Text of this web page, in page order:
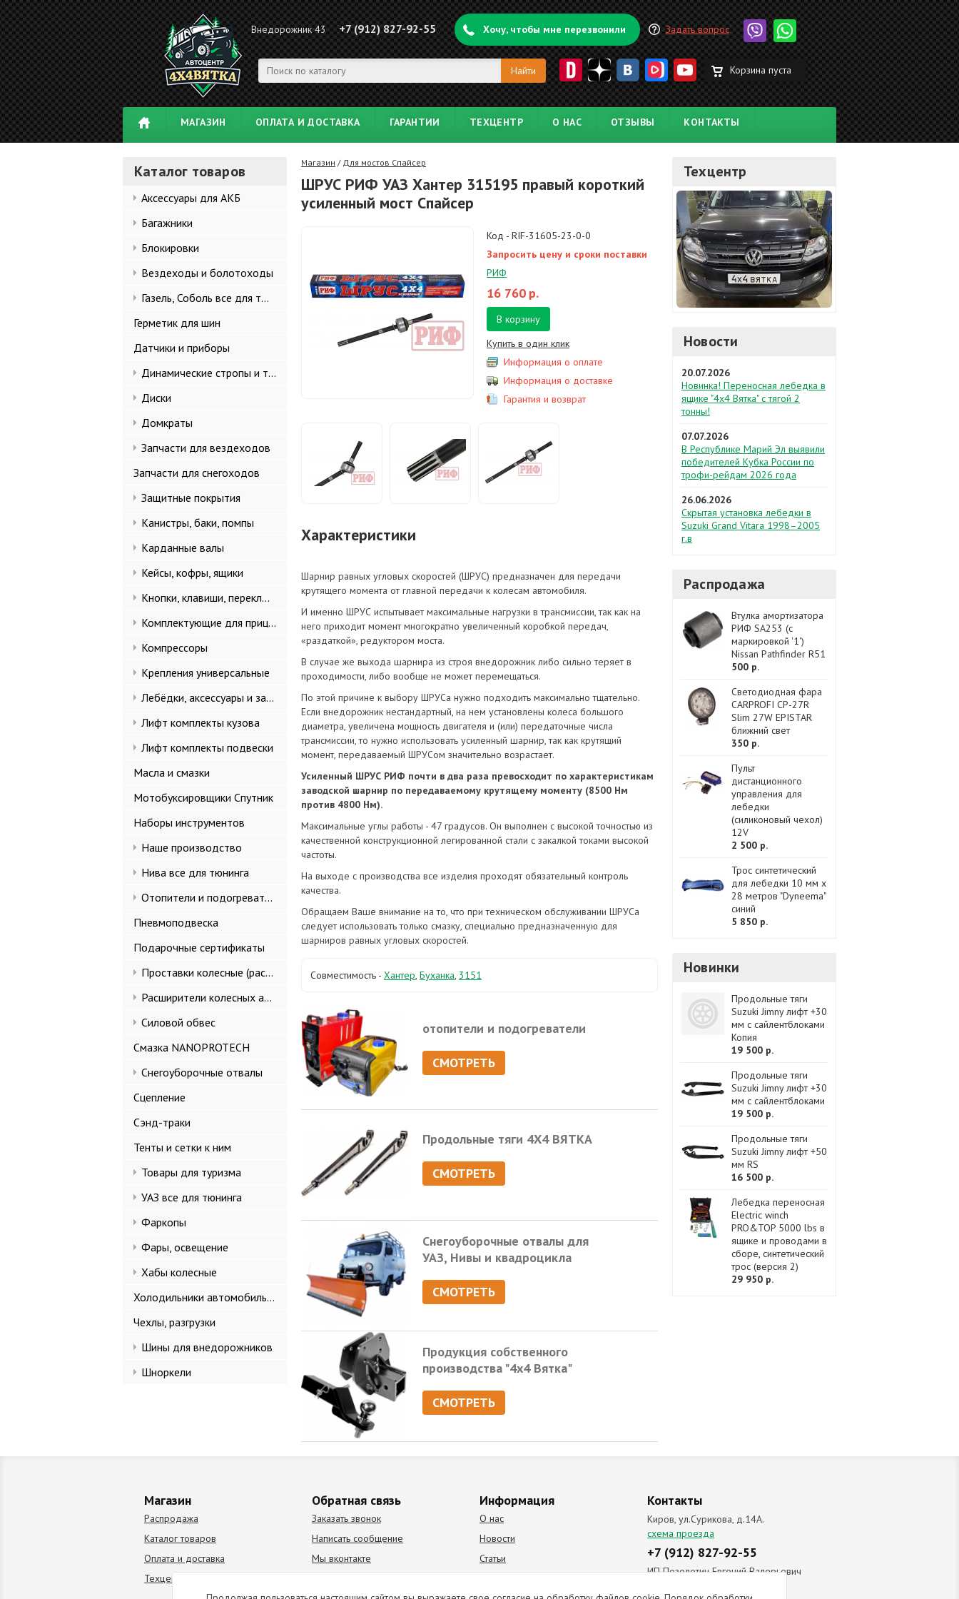
Внедорожник 43 +7 (912) 827-92-55 Хочу, чтобы мне перезвонили Задать вопрос
Корзина пуста
МАГАЗИН ОПЛАТА И ДОСТАВКА ГАРАНТИИ ТЕХЦЕНТР О НАС ОТЗЫВЫ КОНТАКТЫ
Каталог товаров
Аксессуары для АКБ
Багажники
Блокировки
Вездеходы и болотоходы
Газель, Соболь все для тюнинга
Герметик для шин
Датчики и приборы
Динамические стропы и такелаж
Диски
Домкраты
Запчасти для вездеходов
Запчасти для снегоходов
Защитные покрытия
Канистры, баки, помпы
Карданные валы
Кейсы, кофры, ящики
Кнопки, клавиши, переключатели
Комплектующие для прицепов
Компрессоры
Крепления универсальные
Лебёдки, аксессуары и запчасти
Лифт комплекты кузова
Лифт комплекты подвески
Масла и смазки
Мотобуксировщики Спутник
Наборы инструментов
Наше производство
Нива все для тюнинга
Отопители и подогреватели
Пневмоподвеска
Подарочные сертификаты
Проставки колесные (расширители колеи)
Расширители колесных арок и брызговики
Силовой обвес
Смазка NANOPROTECH
Снегоуборочные отвалы
Сцепление
Сэнд-траки
Тенты и сетки к ним
Товары для туризма
УАЗ все для тюнинга
Фаркопы
Фары, освещение
Хабы колесные
Холодильники автомобильные
Чехлы, разгрузки
Шины для внедорожников
Шноркели
Магазин / Для мостов Спайсер
ШРУС РИФ УАЗ Хантер 315195 правый короткий
усиленный мост Спайсер
Код - RIF-31605-23-0-0
Запросить цену и сроки поставки
РИФ
16 760 р.
В корзину
Купить в один клик
Информация о оплате
Информация о доставке
Гарантия и возврат
Характеристики
Шарнир равных угловых скоростей (ШРУС) предназначен для передачи
крутящего момента от главной передачи к колесам автомобиля.
И именно ШРУС испытывает максимальные нагрузки в трансмиссии, так как на
него приходит момент многократно увеличенный коробкой передач,
«раздаткой», редуктором моста.
В случае же выхода шарнира из строя внедорожник либо сильно теряет в
проходимости, либо вообще не может перемещаться.
По этой причине к выбору ШРУСа нужно подходить максимально тщательно.
Если внедорожник нестандартный, на нем установлены колеса большого
диаметра, увеличена мощность двигателя и (или) передаточные числа
трансмиссии, то нужно использовать усиленный шарнир, так как крутящий
момент, передаваемый ШРУСом значительно возрастает.
Усиленный ШРУС РИФ почти в два раза превосходит по характеристикам
заводской шарнир по передаваемому крутящему моменту (8500 Нм
против 4800 Нм).
Максимальные углы работы - 47 градусов. Он выполнен с высокой точностью из
качественной конструкционной легированной стали с закалкой токами высокой
частоты.
На выходе с производства все изделия проходят обязательный контроль
качества.
Обращаем Ваше внимание на то, что при техническом обслуживании ШРУСа
следует использовать только смазку, специально предназначенную для
шарниров равных угловых скоростей.
Совместимость - Хантер, Буханка, 3151
отопители и подогреватели
СМОТРЕТЬ
Продольные тяги 4Х4 ВЯТКА
СМОТРЕТЬ
Снегоуборочные отвалы для
УАЗ, Нивы и квадроцикла
СМОТРЕТЬ
Продукция собственного
производства "4х4 Вятка"
СМОТРЕТЬ
Техцентр
Новости
20.07.2026
Новинка! Переносная лебедка в
ящике "4х4 Вятка" с тягой 2
тонны!
07.07.2026
В Республике Марий Эл выявили
победителей Кубка России по
трофи-рейдам 2026 года
26.06.2026
Скрытая установка лебедки в
Suzuki Grand Vitara 1998–2005
г.в
Распродажа
Втулка амортизатора
РИФ SA253 (с
маркировкой '1')
Nissan Pathfinder R51
500 р.
Светодиодная фара
CARPROFI CP-27R
Slim 27W EPISTAR
ближний свет
350 р.
Пульт
дистанционного
управления для
лебедки
(силиконовый чехол)
12V
2 500 р.
Трос синтетический
для лебедки 10 мм x
28 метров "Dyneema"
синий
5 850 р.
Новинки
Продольные тяги
Suzuki Jimny лифт +30
мм с сайлентблоками
Копия
19 500 р.
Продольные тяги
Suzuki Jimny лифт +30
мм с сайлентблоками
19 500 р.
Продольные тяги
Suzuki Jimny лифт +50
мм RS
16 500 р.
Лебедка переносная
Electric winch
PRO&TOP 5000 lbs в
ящике и проводами в
сборе, синтетический
трос (версия 2)
29 950 р.
Магазин
Распродажа
Каталог товаров
Оплата и доставка
Техцентр
Обратная связь
Заказать звонок
Написать сообщение
Мы вконтакте
Информация
О нас
Новости
Статьи
Контакты
Киров, ул.Сурикова, д.14А.
схема проезда
+7 (912) 827-92-55
ИП Позолотин Евгений Валерьевич
ИНН 434537218055 / ОГРН ИП